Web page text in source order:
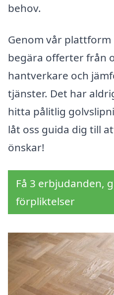
behov.
Genom vår plattform
begära offerter från
hantverkare och
tjänster. Det har
hitta pålitlig
låt oss guida dig till
önskar!
Få 3 erbjudanden,
förpliktelser